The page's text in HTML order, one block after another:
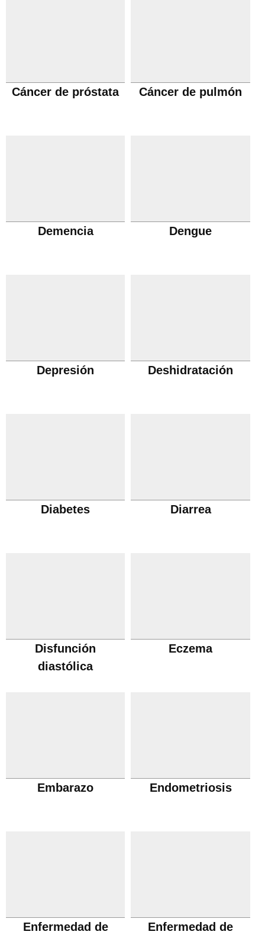
Cáncer de próstata Cáncer de pulmón
Demencia Dengue
Depresión Deshidratación
Diabetes Diarrea
Disfunción
diastólica
Eczema
Embarazo Endometriosis
Enfermedad de Enfermedad de